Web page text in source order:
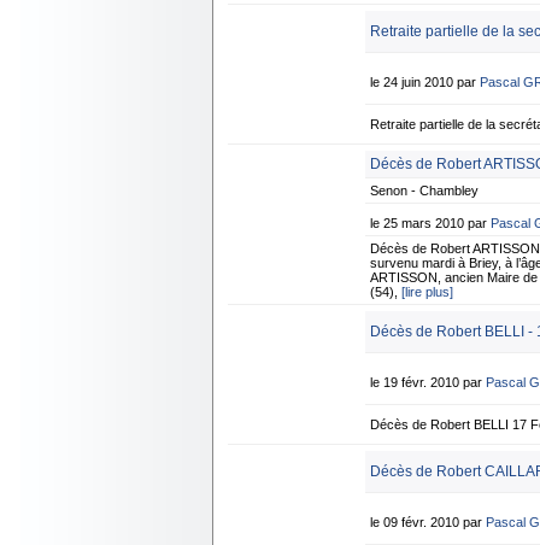
Retraite partielle de la
le 24 juin 2010 par Pascal
Retraite partielle de la
Décès de Robert
Senon - Chambley
le 25 mars 2010 par Pascal
Décès de Robert
survenu mardi à Briey, à
ARTISSON, ancien Maire
(54), [lire plus]
Décès de Robert BELLI -
le 19 févr. 2010 par Pascal
Décès de Robert BELLI 17
Décès de Robert
le 09 févr. 2010 par Pascal